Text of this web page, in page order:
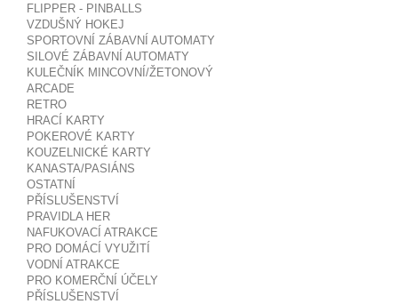
FLIPPER - PINBALLS
VZDUŠNÝ HOKEJ
SPORTOVNÍ ZÁBAVNÍ AUTOMATY
SILOVÉ ZÁBAVNÍ AUTOMATY
KULEČNÍK MINCOVNÍ/ŽETONOVÝ
ARCADE
RETRO
HRACÍ KARTY
POKEROVÉ KARTY
KOUZELNICKÉ KARTY
KANASTA/PASIÁNS
OSTATNÍ
PŘÍSLUŠENSTVÍ
PRAVIDLA HER
NAFUKOVACÍ ATRAKCE
PRO DOMÁCÍ VYUŽITÍ
VODNÍ ATRAKCE
PRO KOMERČNÍ ÚČELY
PŘÍSLUŠENSTVÍ